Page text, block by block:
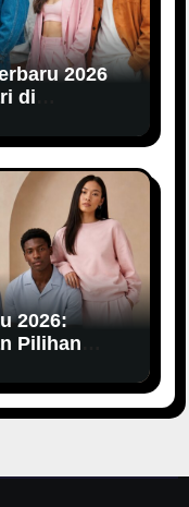
2026
di
2026:
Pilihan